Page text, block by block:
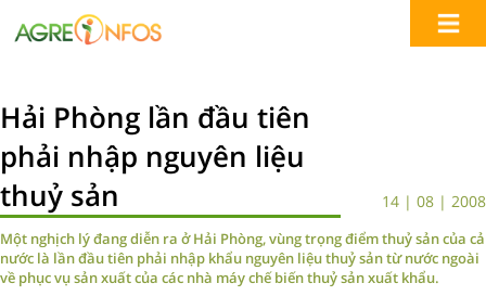
Hải Phòng lần đầu tiên
phải nhập nguyên liệu
thuỷ sản
14 | 08 | 2008
Một nghịch lý đang diễn ra ở Hải Phòng, vùng trọng điểm thuỷ sản của cả
nước là lần đầu tiên phải nhập khẩu nguyên liệu thuỷ sản từ nước ngoài
về phục vụ sản xuất của các nhà máy chế biến thuỷ sản xuất khẩu.